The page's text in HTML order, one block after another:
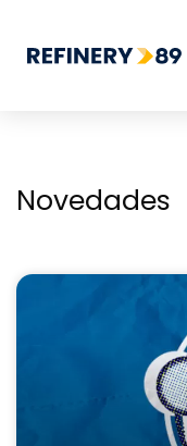
Novedades